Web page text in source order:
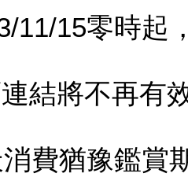
11/15零時起
結將不再有
費猶豫鑑賞